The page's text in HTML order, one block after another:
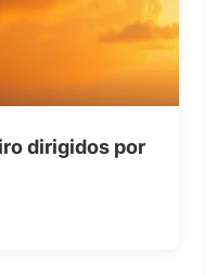
dirigidos por